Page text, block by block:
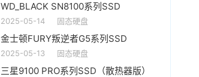
WD_BLACK SN8100系列SSD
2025-05-14 固态硬盘
金士顿FURY叛逆者G5系列SSD
2025-05-13 固态硬盘
三星9100 PRO系列SSD（散热器版）